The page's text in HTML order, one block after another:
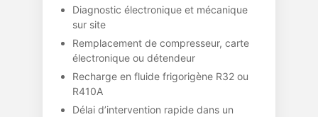
Diagnostic électronique et mécanique
sur site
Remplacement de compresseur, carte
électronique ou détendeur
Recharge en fluide frigorigène R32 ou
R410A
Délai d’intervention rapide dans un